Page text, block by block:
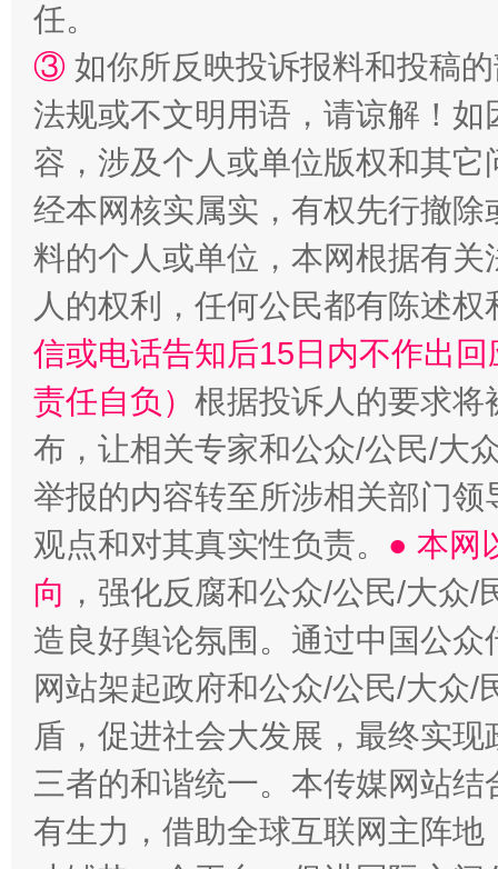
招工难、用工荒背后
任。
③ 如你所反映投诉报料和投稿
法规或不文明用语，请谅解！
容，涉及个人或单位版权和其它
经本网核实属实，有权先行撤
料的个人或单位，本网根据有
人的权利，任何公民都有陈述
信或电话告知后15日内不作出
责任自负） 根据投诉人的要求将
布，让相关专家和公众/公民/大
举报的内容转至所涉相关部门
观点和对其真实性负责。 ● 本网
向 ，强化反腐和公众/公民/大众
造良好舆论氛围。通过中国公
网站架起政府和公众/公民/大众
盾，促进社会大发展，最终实
三者的和谐统一。本传媒网站
有生力，借助全球互联网主阵